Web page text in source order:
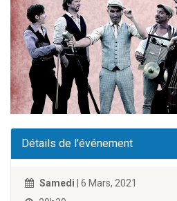
Détails de l'événement
Samedi | 6 Mars, 2021